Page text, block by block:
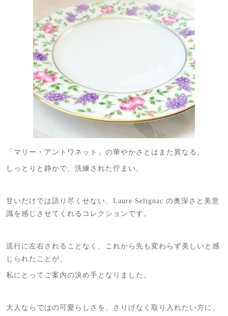
「マリー・アントワネット」の華やかさとはまた異なる、
しっとりと静かで、洗練された佇まい。
甘いだけでは語り尽くせない、Laure Selignac の奥深さと美意
識を感じさせてくれるコレクションです。
流行に左右されることなく、これから先も変わらず美しいと感
じられたことが、
私にとってご案内の決め手となりました。
大人ならではの可愛らしさを、さりげなく取り入れたい方に、